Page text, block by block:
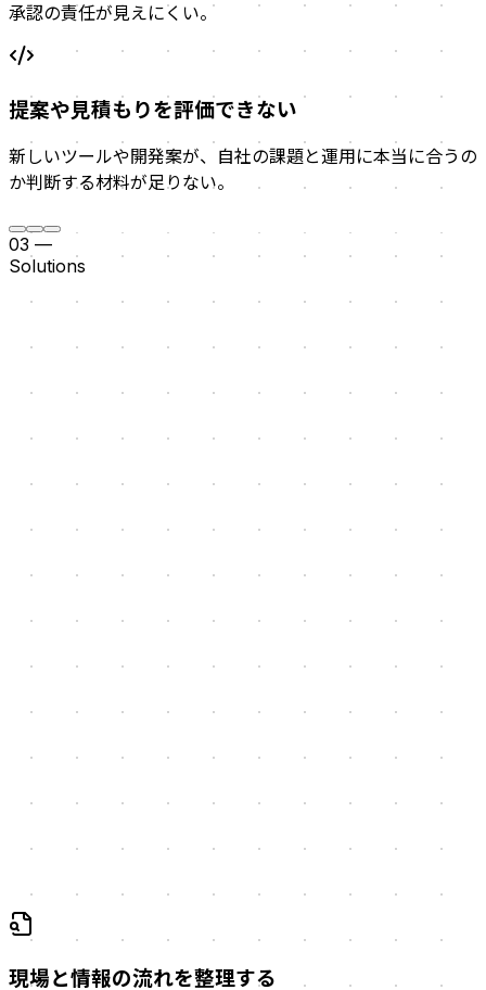
承認の責任が見えにくい。
提案や見積もりを評価できない
新しいツールや開発案が、自社の課題と運用に本当に合うの
か判断する材料が足りない。
03 —
Solutions
やめること、先に試すことを分けます。
実装可能な計画へ落とす
必要な場合は、要件、技術選定、検証範囲、概算スコープを
現場と情報の流れを整理する